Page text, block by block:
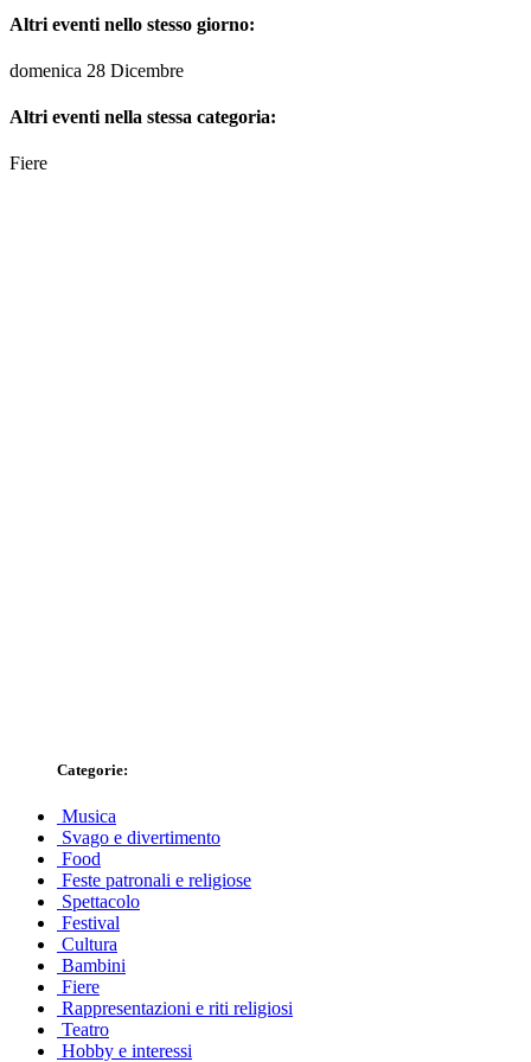
Altri eventi nello stesso giorno:
domenica 28 Dicembre
Altri eventi nella stessa categoria:
Fiere
Categorie:
Musica
Svago e divertimento
Food
Feste patronali e religiose
Spettacolo
Festival
Cultura
Bambini
Fiere
Rappresentazioni e riti religiosi
Teatro
Hobby e interessi